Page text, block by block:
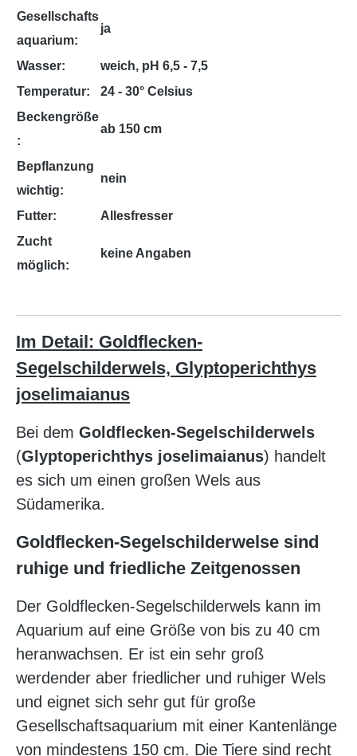
Gesellschafts
aquarium:
ja
Wasser:
weich, pH 6,5 - 7,5
Temperatur:
24 - 30° Celsius
Beckengröße
:
ab 150 cm
Bepflanzung
wichtig:
nein
Futter:
Allesfresser
Zucht
möglich:
keine Angaben
Im Detail: Goldflecken-
Segelschilderwels, Glyptoperichthys
joselimaianus
Bei dem Goldflecken-Segelschilderwels
(Glyptoperichthys joselimaianus) handelt
es sich um einen großen Wels aus
Südamerika.
Goldflecken-Segelschilderwelse sind
ruhige und friedliche Zeitgenossen
Der Goldflecken-Segelschilderwels kann im
Aquarium auf eine Größe von bis zu 40 cm
heranwachsen. Er ist ein sehr groß
werdender aber friedlicher und ruhiger Wels
und eignet sich sehr gut für große
Gesellschaftsaquarium mit einer Kantenlänge
von mindestens 150 cm. Die Tiere sind recht